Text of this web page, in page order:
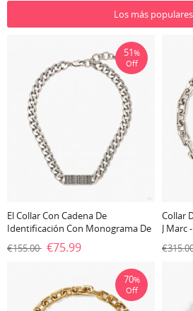
Los más populares
El Collar Con Cadena De
Identificación Con Monograma De
Código De Barras - Plata Envejecida
|Marc Jacobs España
€155.00 €75.99
51%
Off
Collar
J Marc
70%
Off